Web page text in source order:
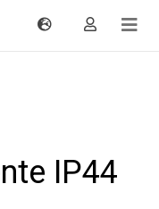
IP44